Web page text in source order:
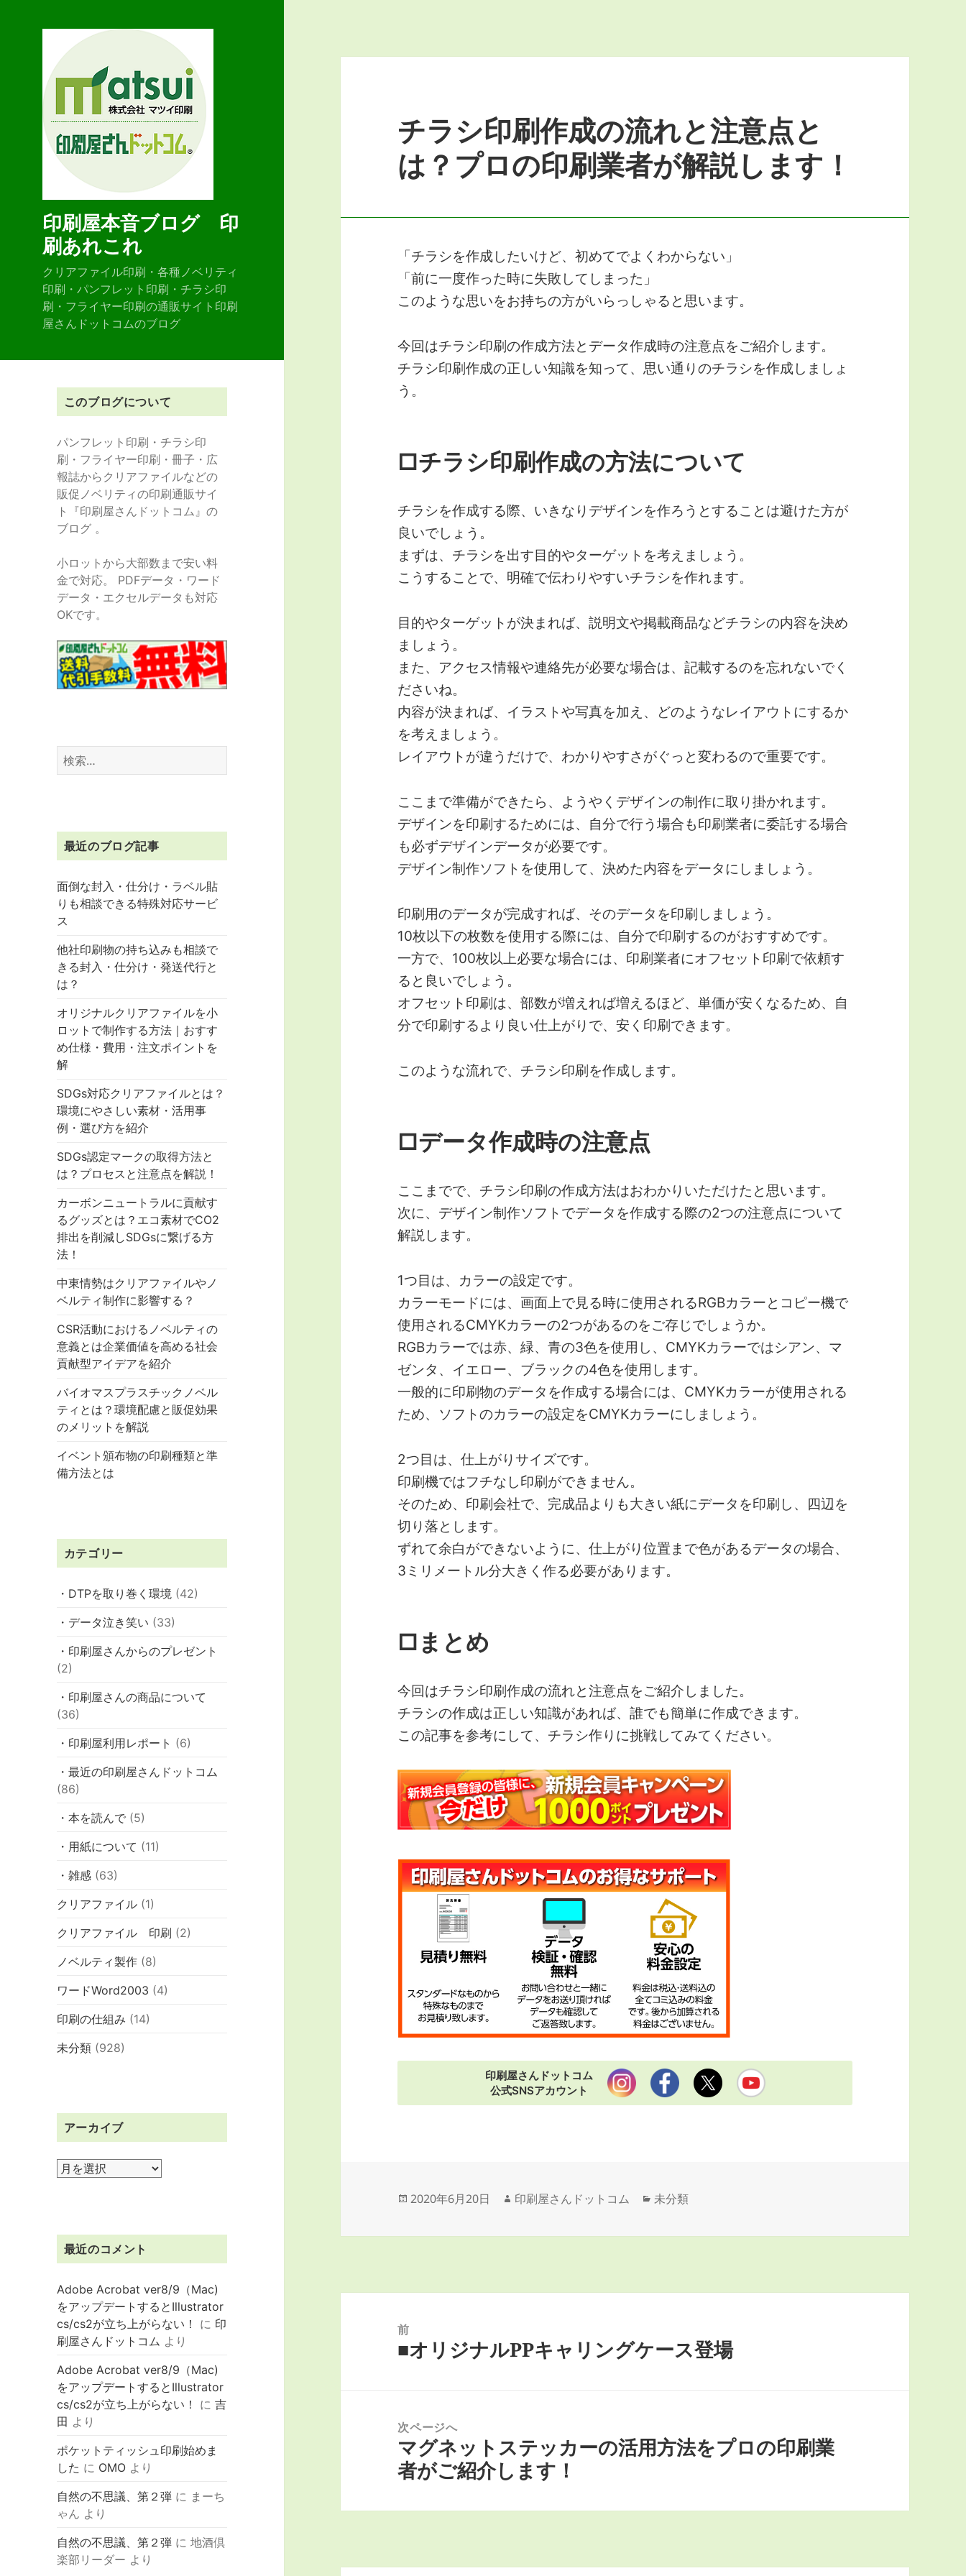
印刷屋本音ブログ 印
刷あれこれ
クリアファイル印刷・各種ノベリティ
印刷・パンフレット印刷・チラシ印
刷・フライヤー印刷の通販サイト印刷
屋さんドットコムのブログ
このブログについて
パンフレット印刷・チラシ印
刷・フライヤー印刷・冊子・広
報誌からクリアファイルなどの
販促ノベリティの印刷通販サイ
ト『印刷屋さんドットコム』の
ブログ 。
小ロットから大部数まで安い料
金で対応。 PDFデータ・ワード
データ・エクセルデータも対応
OKです。
検
索:
最近のブログ記事
面倒な封入・仕分け・ラベル貼
りも相談できる特殊対応サービ
ス
他社印刷物の持ち込みも相談で
きる封入・仕分け・発送代行と
は？
オリジナルクリアファイルを小
ロットで制作する方法｜おすす
め仕様・費用・注文ポイントを
解
SDGs対応クリアファイルとは？
環境にやさしい素材・活用事
例・選び方を紹介
SDGs認定マークの取得方法と
は？プロセスと注意点を解説！
カーボンニュートラルに貢献す
るグッズとは？エコ素材でCO2
排出を削減しSDGsに繋げる方
法！
中東情勢はクリアファイルやノ
ベルティ制作に影響する？
CSR活動におけるノベルティの
意義とは企業価値を高める社会
貢献型アイデアを紹介
バイオマスプラスチックノベル
ティとは？環境配慮と販促効果
のメリットを解説
イベント頒布物の印刷種類と準
備方法とは
カテゴリー
・DTPを取り巻く環境 (42)
・データ泣き笑い (33)
・印刷屋さんからのプレゼント
(2)
・印刷屋さんの商品について
(36)
・印刷屋利用レポート (6)
・最近の印刷屋さんドットコム
(86)
・本を読んで (5)
・用紙について (11)
・雑感 (63)
クリアファイル (1)
クリアファイル 印刷 (2)
ノベルティ製作 (8)
ワードWord2003 (4)
印刷の仕組み (14)
未分類 (928)
アーカイブ
ア
ブ
最近のコメント
Adobe Acrobat ver8/9（Mac)
をアップデートするとIllustrator
cs/cs2が立ち上がらない！
に 印
刷屋さんドットコム より
Adobe Acrobat ver8/9（Mac)
をアップデートするとIllustrator
cs/cs2が立ち上がらない！
に吉
田 より
ポケットティッシュ印刷始めま
した に OMO より
自然の不思議、第２弾 に まーち
ゃん より
自然の不思議、第２弾 に地酒倶
楽部リーダー より
チラシ印刷作成の流れと注意点と
は？プロの印刷業者が解説します！
「チラシを作成したいけど、初めてでよくわからない」
「前に一度作った時に失敗してしまった」
このような思いをお持ちの方がいらっしゃると思います。
今回はチラシ印刷の作成方法とデータ作成時の注意点をご紹介します。
チラシ印刷作成の正しい知識を知って、思い通りのチラシを作成しましょ
う。
□チラシ印刷作成の方法について
チラシを作成する際、いきなりデザインを作ろうとすることは避けた方が
良いでしょう。
まずは、チラシを出す目的やターゲットを考えましょう。
こうすることで、明確で伝わりやすいチラシを作れます。
目的やターゲットが決まれば、説明文や掲載商品などチラシの内容を決め
ましょう。
また、アクセス情報や連絡先が必要な場合は、記載するのを忘れないでく
ださいね。
内容が決まれば、イラストや写真を加え、どのようなレイアウトにするか
を考えましょう。
レイアウトが違うだけで、わかりやすさがぐっと変わるので重要です。
ここまで準備ができたら、ようやくデザインの制作に取り掛かれます。
デザインを印刷するためには、自分で行う場合も印刷業者に委託する場合
も必ずデザインデータが必要です。
デザイン制作ソフトを使用して、決めた内容をデータにしましょう。
印刷用のデータが完成すれば、そのデータを印刷しましょう。
10枚以下の枚数を使用する際には、自分で印刷するのがおすすめです。
一方で、100枚以上必要な場合には、印刷業者にオフセット印刷で依頼す
ると良いでしょう。
オフセット印刷は、部数が増えれば増えるほど、単価が安くなるため、自
分で印刷するより良い仕上がりで、安く印刷できます。
このような流れで、チラシ印刷を作成します。
□データ作成時の注意点
ここまでで、チラシ印刷の作成方法はおわかりいただけたと思います。
次に、デザイン制作ソフトでデータを作成する際の2つの注意点について
解説します。
1つ目は、カラーの設定です。
カラーモードには、画面上で見る時に使用されるRGBカラーとコピー機で
使用されるCMYKカラーの2つがあるのをご存じでしょうか。
RGBカラーでは赤、緑、青の3色を使用し、CMYKカラーではシアン、マ
ゼンタ、イエロー、ブラックの4色を使用します。
一般的に印刷物のデータを作成する場合には、CMYKカラーが使用される
ため、ソフトのカラーの設定をCMYKカラーにしましょう。
2つ目は、仕上がりサイズです。
印刷機ではフチなし印刷ができません。
そのため、印刷会社で、完成品よりも大きい紙にデータを印刷し、四辺を
切り落とします。
ずれて余白ができないように、仕上がり位置まで色があるデータの場合、
3ミリメートル分大きく作る必要があります。
□まとめ
今回はチラシ印刷作成の流れと注意点をご紹介しました。
チラシの作成は正しい知識があれば、誰でも簡単に作成できます。
この記事を参考にして、チラシ作りに挑戦してみてください。
印刷屋さんドットコム
公式SNSアカウント
投
日:
2020年6月20日
作
者
印刷屋さんドットコム
カ
ゴ
未分類
前
前
■オリジナルPPキャリングケース登場
次ページへ
次
の
稿:
マグネットステッカーの活用方法をプロの印刷業
者がご紹介します！